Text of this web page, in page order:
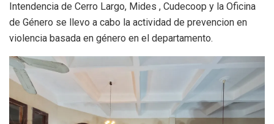
Intendencia de Cerro Largo, Mides , Cudecoop y la Oficina
de Género se llevo a cabo la actividad de prevencion en
violencia basada en género en el departamento.